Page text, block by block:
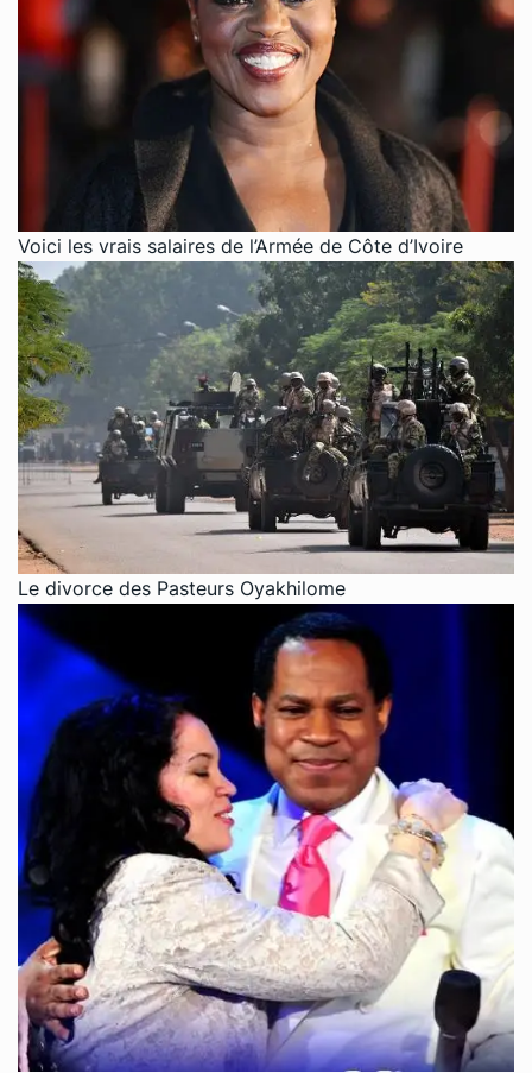
Voici les vrais salaires de l’Armée de Côte d’Ivoire
Le divorce des Pasteurs Oyakhilome